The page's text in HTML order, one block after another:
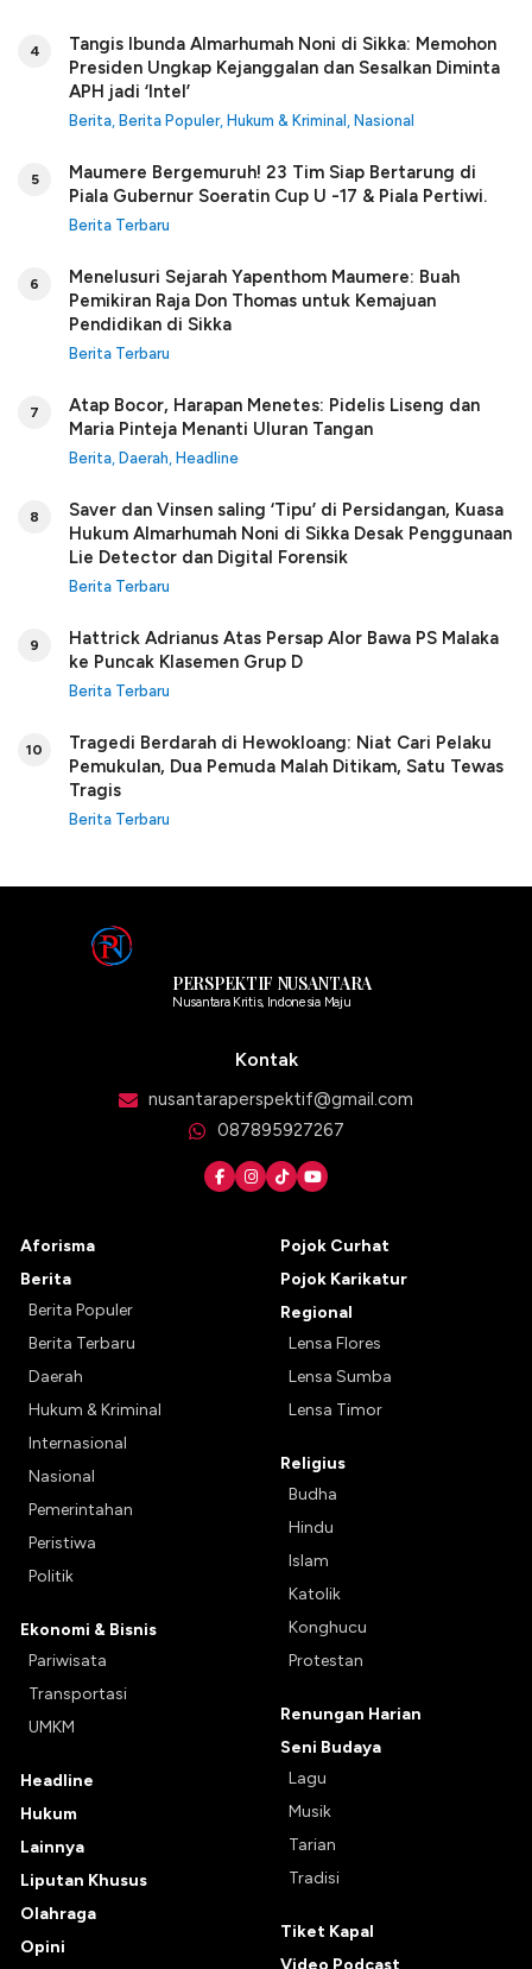
4
Tangis Ibunda Almarhumah Noni di Sikka: Memohon
Presiden Ungkap Kejanggalan dan Sesalkan Diminta
APH jadi ‘Intel’
Berita, Berita Populer, Hukum & Kriminal , Nasional
5
Maumere Bergemuruh! 23 Tim Siap Bertarung di
Piala Gubernur Soeratin Cup U -17 & Piala Pertiwi.
Berita Terbaru
6
Menelusuri Sejarah Yapenthom Maumere: Buah
Pemikiran Raja Don Thomas untuk Kemajuan
Pendidikan di Sikka
Berita Terbaru
7
Atap Bocor, Harapan Menetes: Pidelis Liseng dan
Maria Pinteja Menanti Uluran Tangan
Berita, Daerah, Headline
8
Saver dan Vinsen saling ‘Tipu’ di Persidangan, Kuasa
Hukum Almarhumah Noni di Sikka Desak Penggunaan
Lie Detector dan Digital Forensik
Berita Terbaru
9
Hattrick Adrianus Atas Persap Alor Bawa PS Malaka
ke Puncak Klasemen Grup D
Berita Terbaru
10
Tragedi Berdarah di Hewokloang: Niat Cari Pelaku
Pemukulan, Dua Pemuda Malah Ditikam, Satu Tewas
Tragis
Berita Terbaru
PERSPEKTIF NUSANTARA
Nusantara Kritis, Indonesia Maju
Kontak
nusantaraperspektif@gmail.com
087895927267
Aforisma
Berita
Berita Populer
Berita Terbaru
Daerah
Hukum & Kriminal
Internasional
Nasional
Pemerintahan
Peristiwa
Politik
Ekonomi & Bisnis
Pariwisata
Transportasi
UMKM
Headline
Hukum
Lainnya
Liputan Khusus
Olahraga
Opini
Pojok Curhat
Pojok Karikatur
Regional
Lensa Flores
Lensa Sumba
Lensa Timor
Religius
Budha
Hindu
Islam
Katolik
Konghucu
Protestan
Renungan Harian
Seni Budaya
Lagu
Musik
Tarian
Tradisi
Tiket Kapal